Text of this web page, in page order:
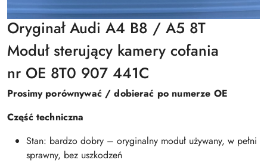
Oryginał Audi A4 B8 / A5 8T
Moduł sterujący kamery cofania
nr OE 8T0 907 441C
Prosimy porównywać / dobierać po numerze OE
Część techniczna
Stan: bardzo dobry – oryginalny moduł używany, w pełni
sprawny, bez uszkodzeń